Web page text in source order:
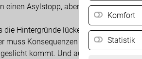
Komfort
Statistik
einen Asylstopp, aber ÖVP, SPÖ, Neos
die Hintergründe lückenlos aufgeklärt
muss Konsequenzen haben. Niemand
kommt. Und auch die Kärntner